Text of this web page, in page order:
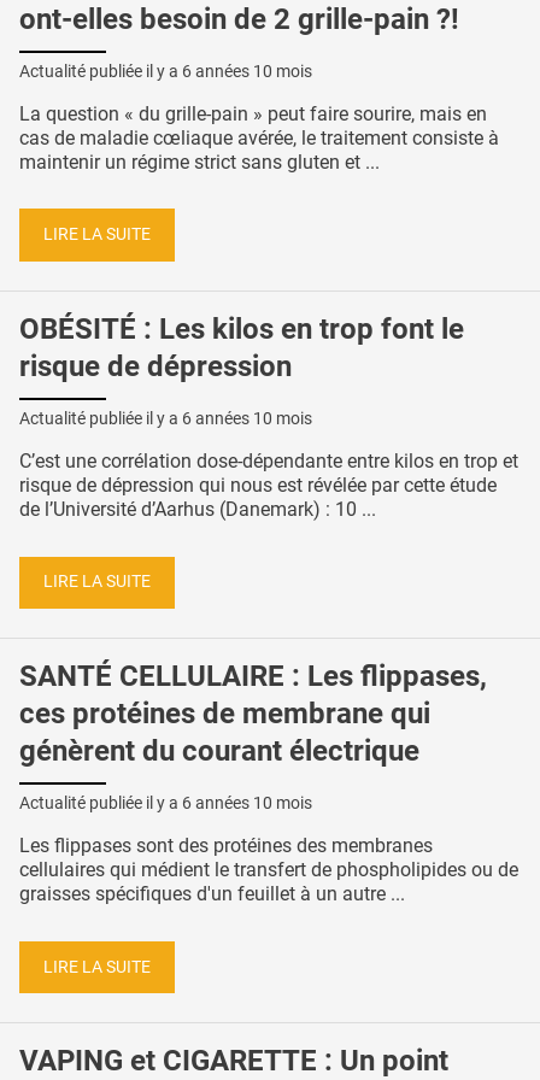
ont-elles besoin de 2 grille-pain ?!
Actualité publiée il y a 6 années 10 mois
La question « du grille-pain » peut faire sourire, mais en
cas de maladie cœliaque avérée, le traitement consiste à
maintenir un régime strict sans gluten et ...
LIRE LA SUITE
OBÉSITÉ : Les kilos en trop font le
risque de dépression
Actualité publiée il y a 6 années 10 mois
C’est une corrélation dose-dépendante entre kilos en trop et
risque de dépression qui nous est révélée par cette étude
de l’Université d’Aarhus (Danemark) : 10 ...
LIRE LA SUITE
SANTÉ CELLULAIRE : Les flippases,
ces protéines de membrane qui
génèrent du courant électrique
Actualité publiée il y a 6 années 10 mois
Les flippases sont des protéines des membranes
cellulaires qui médient le transfert de phospholipides ou de
graisses spécifiques d'un feuillet à un autre ...
LIRE LA SUITE
VAPING et CIGARETTE : Un point